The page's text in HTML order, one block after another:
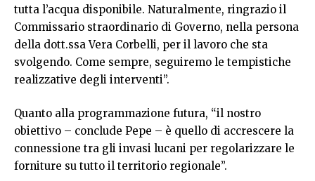
tutta l’acqua disponibile. Naturalmente, ringrazio il
Commissario straordinario di Governo, nella persona
della dott.ssa Vera Corbelli, per il lavoro che sta
svolgendo. Come sempre, seguiremo le tempistiche
realizzative degli interventi”.
Quanto alla programmazione futura, “il nostro
obiettivo – conclude Pepe – è quello di accrescere la
connessione tra gli invasi lucani per regolarizzare le
forniture su tutto il territorio regionale”.